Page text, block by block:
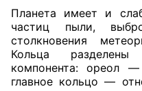
Планета имеет и
частиц пыли,
столкновения
Кольца
компонента: ореол
главное кольцо —